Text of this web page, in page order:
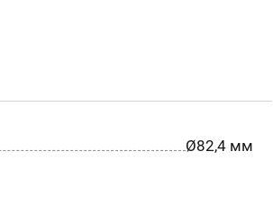
Ø82,4 мм